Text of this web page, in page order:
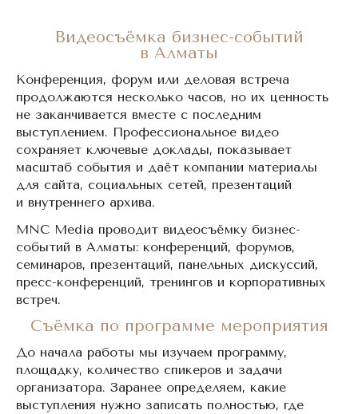
Видеосъёмка бизнес-событий
в Алматы
Конференция, форум или деловая встреча
продолжаются несколько часов, но их ценность
не заканчивается вместе с последним
выступлением. Профессиональное видео
сохраняет ключевые доклады, показывает
масштаб события и даёт компании материалы
для сайта, социальных сетей, презентаций
и внутреннего архива.
MNC Media проводит видеосъёмку бизнес-
событий в Алматы: конференций, форумов,
семинаров, презентаций, панельных дискуссий,
пресс-конференций, тренингов и корпоративных
встреч.
Съёмка по программе мероприятия
До начала работы мы изучаем программу,
площадку, количество спикеров и задачи
организатора. Заранее определяем, какие
выступления нужно записать полностью, где